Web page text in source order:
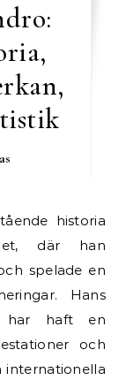
där han
spelade en
Hans
har haft en
och
internationella